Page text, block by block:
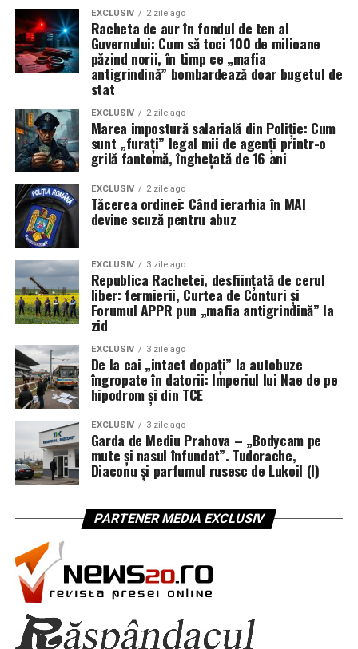
EXCLUSIV 2 zile ago
Racheta de aur în fondul de ten al
Guvernului: Cum să toci 100 de milioane
păzind norii, în timp ce „mafia
antigrindină” bombardează doar bugetul de
stat
EXCLUSIV 2 zile ago
Marea impostură salarială din Poliție: Cum
sunt „furați” legal mii de agenți printr-o
grilă fantomă, înghețată de 16 ani
EXCLUSIV 2 zile ago
Tăcerea ordinei: Când ierarhia în MAI
devine scuză pentru abuz
EXCLUSIV 3 zile ago
Republica Rachetei, desființată de cerul
liber: fermierii, Curtea de Conturi și
Forumul APPR pun „mafia antigrindină” la
zid
EXCLUSIV 3 zile ago
De la cai „intact dopați” la autobuze
îngropate în datorii: Imperiul lui Nae de pe
hipodrom și din TCE
EXCLUSIV 3 zile ago
Garda de Mediu Prahova – „Bodycam pe
mute și nasul înfundat”. Tudorache,
Diaconu și parfumul rusesc de Lukoil (I)
PARTENER MEDIA EXCLUSIV